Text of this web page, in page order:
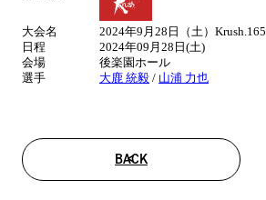
大会名
2024年9月28日（土）Krush.165
日程
2024年09月28日(土)
会場
後楽園ホール
選手
大鹿 統毅 / 山浦 力也
BACK